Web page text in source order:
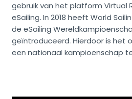
gebruik van het platform Virtual
eSailing. In 2018 heeft World
de eSailing
geïntroduceerd. Hierdoor is het
een nationaal kampioenschap